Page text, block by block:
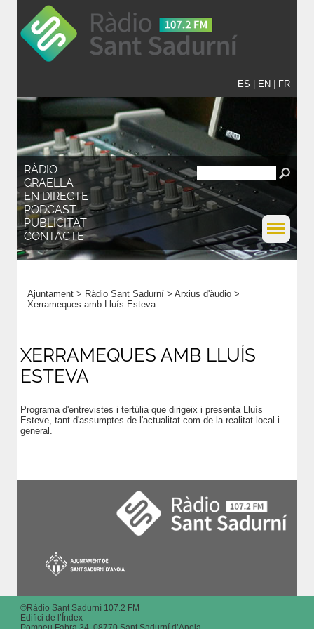
ES EN FR
RÀDIO
GRAELLA
EN DIRECTE
PODCAST
PUBLICITAT
CONTACTE
Ajuntament > Ràdio Sant Sadurní > Arxius d'àudio >
Xerrameques amb Lluís Esteva
XERRAMEQUES AMB LLUÍS
ESTEVA
Programa d'entrevistes i tertúlia que dirigeix i presenta Lluís
Esteve, tant d'assumptes de l'actualitat com de la realitat local i
general.
©Ràdio Sant Sadurní 107.2 FM
Edifici de l’Índex